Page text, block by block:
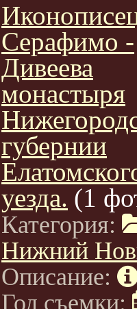
Серафимо -
Дивеева
монастыря
губернии
уезда. (1
Категория:
Нижний
Описание:
Год съемки: